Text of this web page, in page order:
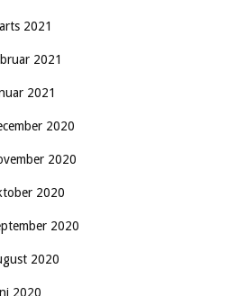
2021
2021
2021
2020
2020
2020
2020
2020
2020